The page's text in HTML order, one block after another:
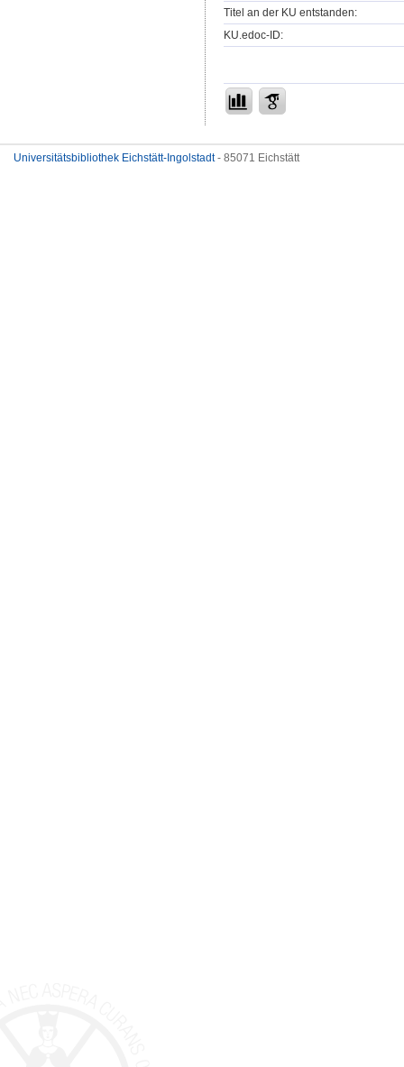
Titel an der KU entstanden:
KU.edoc-ID:
Universitätsbibliothek Eichstätt-Ingolstadt- 85071 Eichstätt